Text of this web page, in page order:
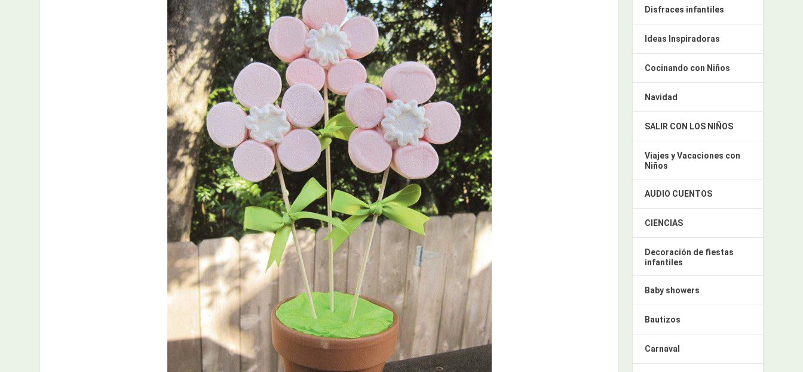
Disfraces infantiles
Ideas Inspiradoras
Cocinando con Niños
Navidad
SALIR CON LOS NIÑOS
Viajes y Vacaciones con
Niños
AUDIO CUENTOS
CIENCIAS
Decoración de fiestas
infantiles
Baby showers
Bautizos
Carnaval